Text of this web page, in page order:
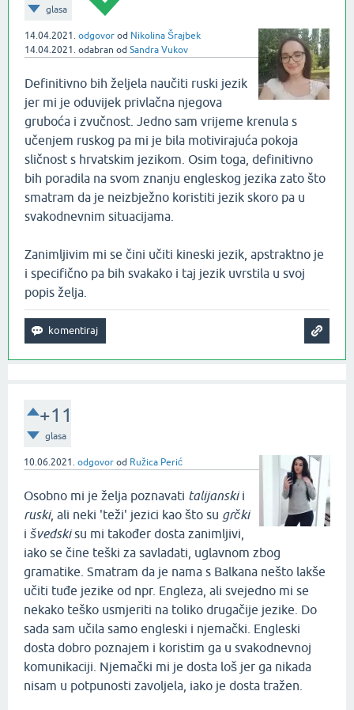
glasa
14.04.2021. odgovor od Nikolina Šrajbek
14.04.2021. odabran od Sandra Vukov
Definitivno bih željela naučiti ruski jezik
jer mi je oduvijek privlačna njegova
gruboća i zvučnost. Jedno sam vrijeme krenula s
učenjem ruskog pa mi je bila motivirajuća pokoja
sličnost s hrvatskim jezikom. Osim toga, definitivno
bih poradila na svom znanju engleskog jezika zato što
smatram da je neizbježno koristiti jezik skoro pa u
svakodnevnim situacijama.
Zanimljivim mi se čini učiti kineski jezik, apstraktno je
i specifično pa bih svakako i taj jezik uvrstila u svoj
popis želja.
+11
glasa
10.06.2021. odgovor od Ružica Perić
Osobno mi je želja poznavati talijanskii
ruski, ali neki 'teži' jezici kao što su grčki
i švedskisu mi također dosta zanimljivi,
iako se čine teški za savladati, uglavnom zbog
gramatike. Smatram da je nama s Balkana nešto lakše
učiti tuđe jezike od npr. Engleza, ali svejedno mi se
nekako teško usmjeriti na toliko drugačije jezike. Do
sada sam učila samo engleski i njemački. Engleski
dosta dobro poznajem i koristim ga u svakodnevnoj
komunikaciji. Njemački mi je dosta loš jer ga nikada
nisam u potpunosti zavoljela, iako je dosta tražen.